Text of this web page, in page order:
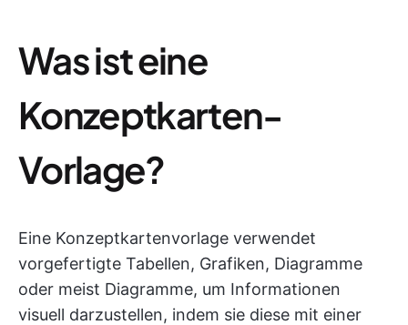
Was ist eine
Konzeptkarten-
Vorlage?
Eine Konzeptkartenvorlage verwendet
vorgefertigte Tabellen, Grafiken, Diagramme
oder meist Diagramme, um Informationen
visuell darzustellen, indem sie diese mit einer